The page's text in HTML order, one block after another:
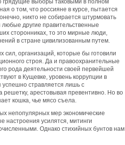
грядущие выборы таковыми в полном
о том, что россияне в курсе, пытается
никто не собирается штурмовать
другие правительственные
сторонниках, то это мирные люди,
в стране цивилизованным путем.
сил, организаций, которые бы готовили
строя. Да и правоохранительные
рода деятельности своей первейшей
в Кущевке, уровень коррупции в
успешно стравляется лишь с
арестовывая превентивно. Но во
кошка, чье мясо съела.
непопулярных мер экономические
настроения усилятся, митинги
Однако стихийных бунтов нам